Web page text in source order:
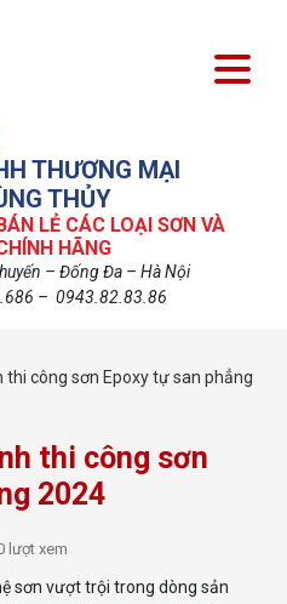
THƯƠNG MẠI
THỦY
LẺ CÁC LOẠI SƠN VÀ
HÃNG
– Đống Đa – Hà Nội
– 0943.82.83.86
thi công sơn Epoxy tự san phẳng
thi công sơn
2024
lượt xem
sơn vượt trội trong dòng sản